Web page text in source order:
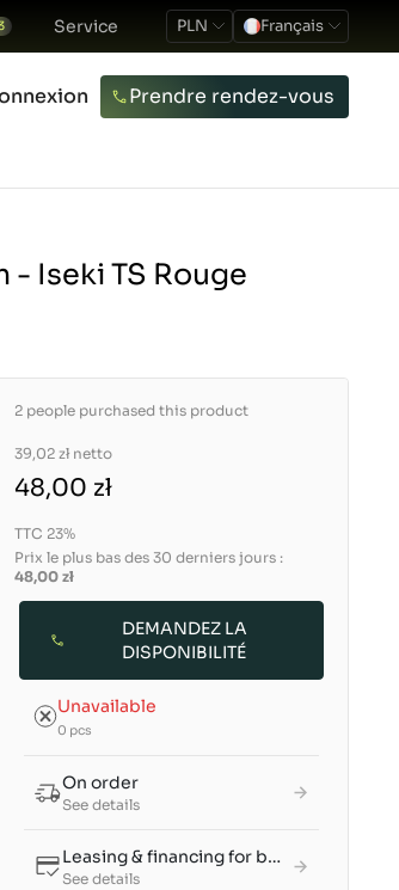
Service PLN Français
Prendre rendez-vous
Iseki TS Rouge
2 people purchased this product
39,02 zł netto
48,00 zł
TTC 23%
Prix le plus bas des 30 derniers jours :
48,00 zł
DEMANDEZ LA
DISPONIBILITÉ
Unavailable
0 pcs
On order
See details
Leasing & financing for businesses
See details